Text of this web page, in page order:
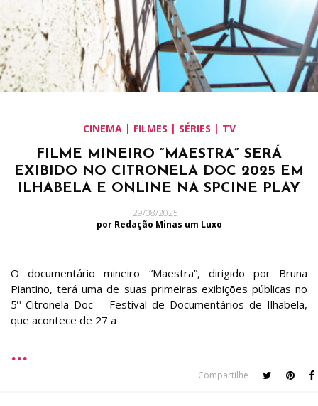
CINEMA | FILMES | SÉRIES | TV
FILME MINEIRO “MAESTRA” SERÁ
EXIBIDO NO CITRONELA DOC 2025 EM
ILHABELA E ONLINE NA SPCINE PLAY
29/08/2025
por Redação Minas um Luxo
O documentário mineiro “Maestra”, dirigido por Bruna
Piantino, terá uma de suas primeiras exibições públicas no
5º Citronela Doc – Festival de Documentários de Ilhabela,
que acontece de 27 a
Compartilhe